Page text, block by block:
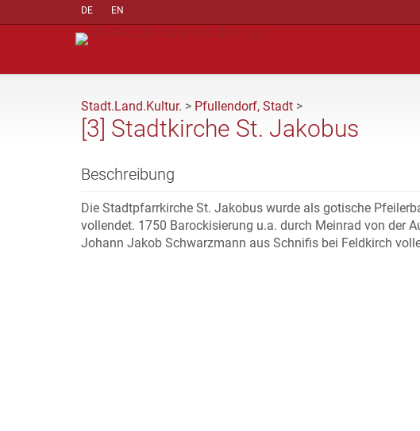
DE EN
Stadt.Land.Kultur. > Pfullendorf, Stadt >
[3] Stadtkirche St. Jakobus
Beschreibung
Die Stadtpfarrkirche St. Jakobus wurde als gotische
vollendet. 1750 Barockisierung u.a. durch Meinrad von der
Johann Jakob Schwarzmann aus Schnifis bei Feldkirch